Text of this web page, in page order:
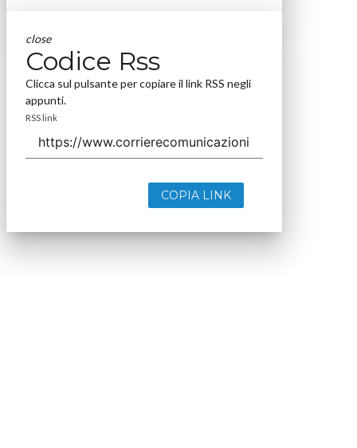
close
Codice Rss
Clicca sul pulsante per copiare il link RSS negli
appunti.
RSS link
COPIA LINK